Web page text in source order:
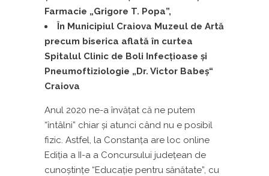
Farmacie „Grigore T. Popa”,
În Municipiul Craiova Muzeul de Artă
precum biserica aflată în curtea
Spitalul Clinic de Boli Infecțioase și
Pneumoftiziologie „Dr. Victor Babeș“
Craiova
Anul 2020 ne-a învățat că ne putem
“întâlni” chiar și atunci când nu e posibil
fizic. Astfel, la Constanța are loc online
Ediția a II-a a Concursului județean de
cunoștințe “Educație pentru sănătate”, cu